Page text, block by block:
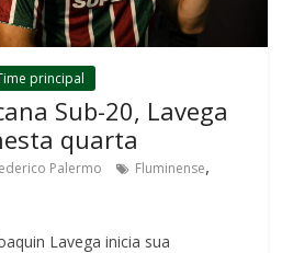
principal
Sub-20, Lavega
quarta
Palermo Fluminense,
Lavega inicia sua